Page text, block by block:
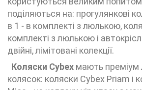
поділяються на: прогулянкові
в 1 - в комплекті з люлькою,
комплекті з люлькою і
двійні, лімітовані колекції.
Коляски Cybex мають преміум
колясок: коляски Cybex Priam і